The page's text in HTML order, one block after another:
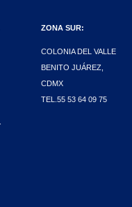
ZONA SUR:
COLONIA DEL VALLE
BENITO JUÁREZ,
CDMX
TEL.55 53 64 09 75